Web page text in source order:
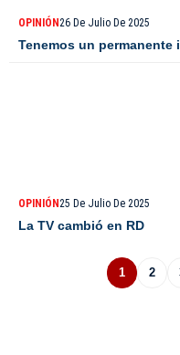
OPINIÓN26 De Julio De 2025
Tenemos un
OPINIÓN25 De Julio De 2025
La TV cambió en RD
1 2